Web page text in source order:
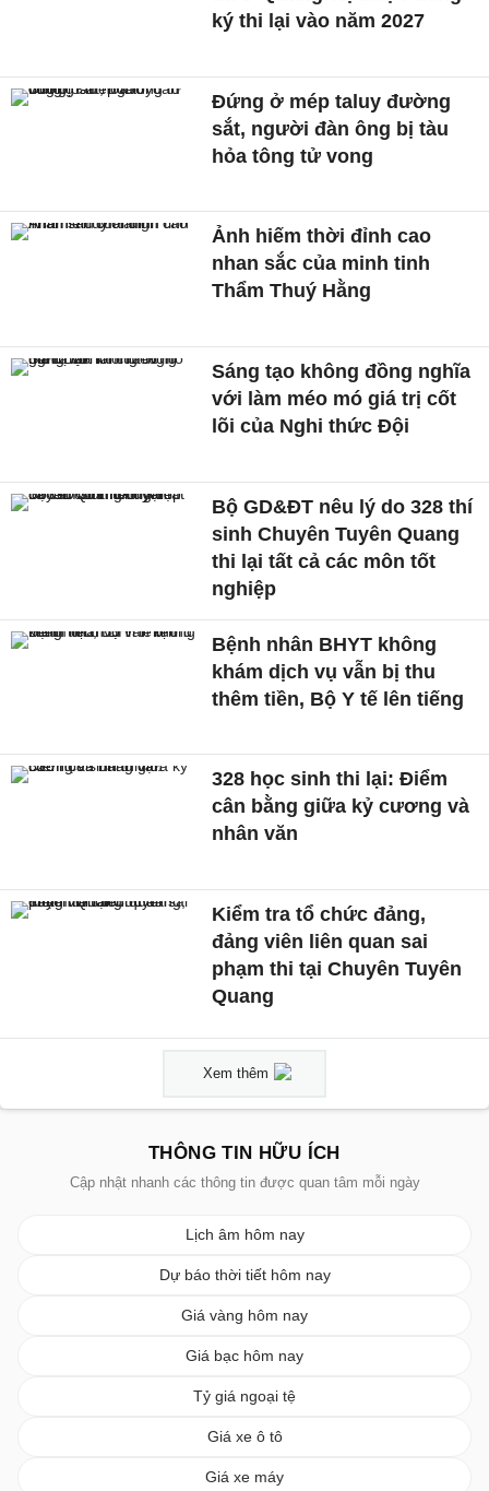
ký thi lại vào năm 2027
Đứng ở mép taluy đường
sắt, người đàn ông bị tàu
hỏa tông tử vong
Ảnh hiếm thời đỉnh cao
nhan sắc của minh tinh
Thẩm Thuý Hằng
Sáng tạo không đồng nghĩa
với làm méo mó giá trị cốt
lõi của Nghi thức Đội
Bộ GD&ĐT nêu lý do 328 thí
sinh Chuyên Tuyên Quang
thi lại tất cả các môn tốt
nghiệp
Bệnh nhân BHYT không
khám dịch vụ vẫn bị thu
thêm tiền, Bộ Y tế lên tiếng
328 học sinh thi lại: Điểm
cân bằng giữa kỷ cương và
nhân văn
Kiểm tra tổ chức đảng,
đảng viên liên quan sai
phạm thi tại Chuyên Tuyên
Quang
Xem thêm
THÔNG TIN HỮU ÍCH
Cập nhật nhanh các thông tin được quan tâm mỗi ngày
Lịch âm hôm nay
Dự báo thời tiết hôm nay
Giá vàng hôm nay
Giá bạc hôm nay
Tỷ giá ngoại tệ
Giá xe ô tô
Giá xe máy